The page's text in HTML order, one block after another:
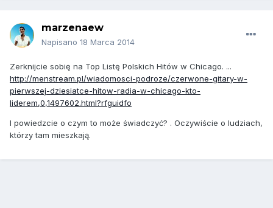
marzenaew
Napisano 18 Marca 2014
Zerknijcie sobię na Top Listę Polskich Hitów w Chicago. ...
http://menstream.pl/wiadomosci-podroze/czerwone-gitary-w-
pierwszej-dziesiatce-hitow-radia-w-chicago-kto-
liderem,0,1497602.html?rfguidfo
I powiedzcie o czym to może świadczyć? . Oczywiście o ludziach,
którzy tam mieszkają.